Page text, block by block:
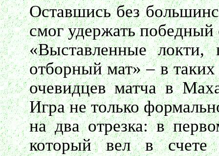
Оставшись без
смог удержать
«Выставленные локти,
отборный мат» – в
очевидцев матча в
Игра не только
на два отрезка: в
который вел в счете